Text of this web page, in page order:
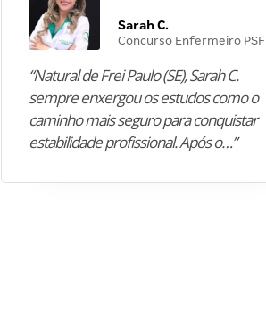
Sarah C.
Concurso Enfermeiro PSF
“Natural de Frei Paulo (SE), Sarah C.
sempre enxergou os estudos como o
caminho mais seguro para conquistar
estabilidade profissional. Após o…”